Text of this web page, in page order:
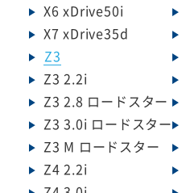
X6 xDrive50i
X7 xDrive35d
Z3
Z3 2.2i
Z3 2.8 ロードスター
Z3 3.0i ロードスター
Z3 M ロードスター
Z4 2.2i